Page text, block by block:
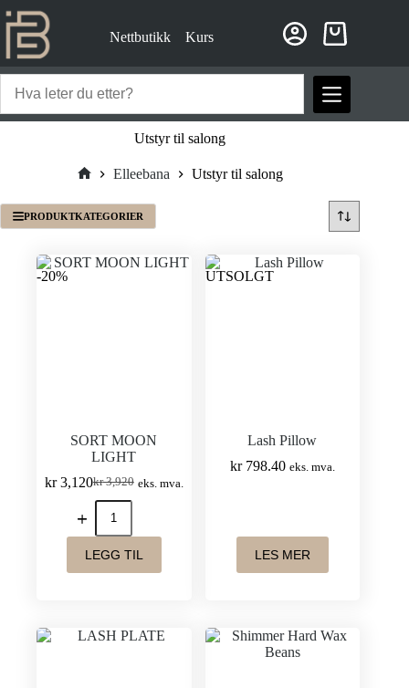
til
innholdet
Nettbutikk Kurs Handlekurv
Utstyr til salong
Elleebana Utstyr til salong
PRODUKTKATEGORIER
-20%
SORT MOON
LIGHT
kr3,920
Opprinnelig
pris
kr 3,920.
kr3,120Nåværende
pris
kr 3,120.
eks. mva.
SORT
MOON
LIGHT
antall
LEGG TIL
UTSOLGT
Lash Pillow
kr798.40 eks. mva.
LES MER